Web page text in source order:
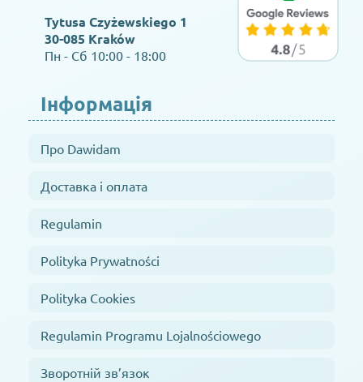
Tytusa Czyżewskiego 1
30-085 Kraków
Пн - Сб 10:00 - 18:00
Інформація
Про Dawidam
Доставка і оплата
Regulamin
Polityka Prywatności
Polityka Cookies
Regulamin Programu Lojalnościowego
Зворотній зв’язок